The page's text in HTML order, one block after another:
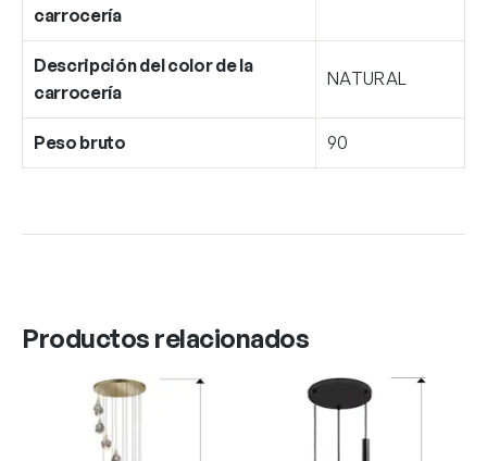
carrocería
Descripción del color de la
carrocería
NATURAL
Peso bruto 90
Productos relacionados